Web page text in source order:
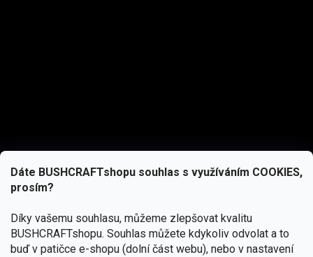
Dáte BUSHCRAFTshopu souhlas s využíváním COOKIES,
prosím?
Díky vašemu souhlasu, můžeme zlepšovat kvalitu
BUSHCRAFTshopu. Souhlas můžete kdykoliv odvolat a to
buď v patičce e-shopu (dolní část webu), nebo v nastavení